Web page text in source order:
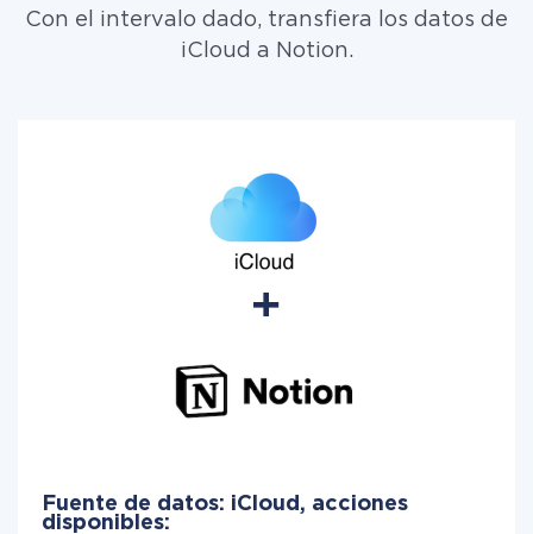
Con el intervalo dado, transfiera los datos de
iCloud a Notion.
Fuente de datos: iCloud, acciones
disponibles: